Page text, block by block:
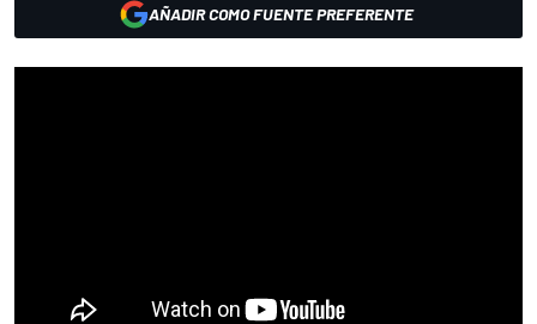
AÑADIR COMO FUENTE PREFERENTE